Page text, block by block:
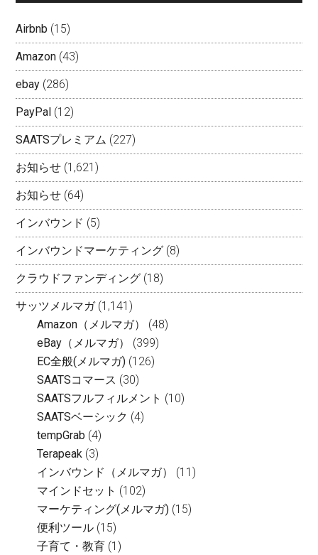
Airbnb (15)
Amazon (43)
ebay (286)
PayPal (12)
SAATSプレミアム (227)
お知らせ (1,621)
お知らせ (64)
インバウンド (5)
インバウンドマーケティング (8)
クラウドファンディング (18)
サッツメルマガ(1,141)
Amazon（メルマガ）
(48)
eBay（メルマガ）
(399)
EC全般(メルマガ) (126)
SAATSコマース (30)
SAATSフルフィルメント (10)
SAATSベーシック (4)
tempGrab (4)
Terapeak (3)
インバウンド（メルマガ）
(11)
マインドセット (102)
マーケティング(メルマガ) (15)
便利ツール (15)
子育て・教育 (1)